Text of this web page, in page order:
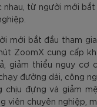
nhau, từ người mới
mới bắt đầu tham
ZoomX cung cấp
giảm thiểu nguy cơ
đường dài, công
chịu đựng và giảm
viên chuyên nghiệp,